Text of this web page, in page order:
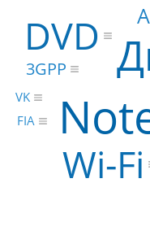
Wi-Fi
DVD
3GPP
VK
FIA